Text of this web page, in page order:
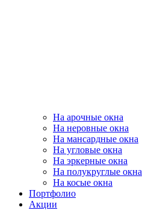
На арочные окна
На неровные окна
На мансардные окна
На угловые окна
На эркерные окна
На полукруглые окна
На косые окна
Портфолио
Акции